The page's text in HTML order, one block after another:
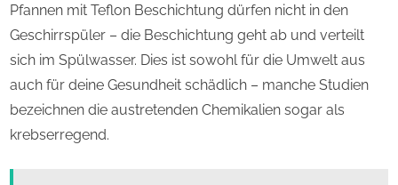
Pfannen mit Teflon Beschichtung dürfen nicht in den
Geschirrspüler – die Beschichtung geht ab und verteilt
sich im Spülwasser. Dies ist sowohl für die Umwelt aus
auch für deine Gesundheit schädlich – manche Studien
bezeichnen die austretenden Chemikalien sogar als
krebserregend.